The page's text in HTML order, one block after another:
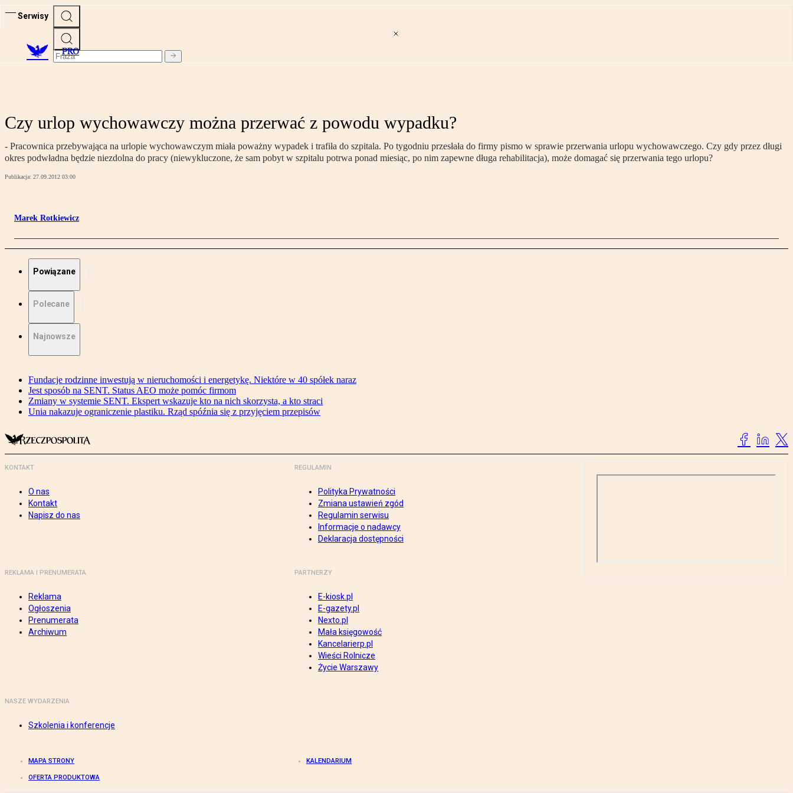
Serwisy
PRO
Czy urlop wychowawczy można przerwać z powodu wypadku?
- Pracownica przebywająca na urlopie wychowawczym miała poważny wypadek i trafiła do szpitala. Po tygodniu przesłała do firmy pismo w sprawie przerwania urlopu wychowawczego. Czy gdy przez długi
okres podwładna będzie niezdolna do pracy (niewykluczone, że sam pobyt w szpitalu potrwa ponad miesiąc, po nim zapewne długa rehabilitacja), może domagać się przerwania tego urlopu?
Publikacja: 27.09.2012 03:00
Marek Rotkiewicz
Powiązane
Polecane
Najnowsze
Fundacje rodzinne inwestują w nieruchomości i energetykę. Niektóre w 40 spółek naraz
Jest sposób na SENT. Status AEO może pomóc firmom
Zmiany w systemie SENT. Ekspert wskazuje kto na nich skorzysta, a kto straci
Unia nakazuje ograniczenie plastiku. Rząd spóźnia się z przyjęciem przepisów
KONTAKT
O nas
Kontakt
Napisz do nas
REGULAMIN
Polityka Prywatności
Zmiana ustawień zgód
Regulamin serwisu
Informacje o nadawcy
Deklaracja dostępności
REKLAMA I PRENUMERATA
Reklama
Ogłoszenia
Prenumerata
Archiwum
PARTNERZY
E-kiosk.pl
E-gazety.pl
Nexto.pl
Mała księgowość
Kancelarierp.pl
Wieści Rolnicze
Życie Warszawy
NASZE WYDARZENIA
Szkolenia i konferencje
MAPA STRONY KALENDARIUM
OFERTA PRODUKTOWA